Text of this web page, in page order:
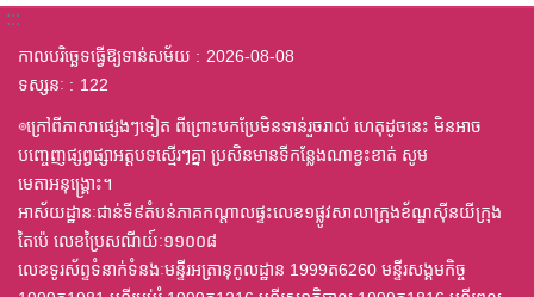
:::
កាលបរិច្ឆេទធ្វើឱ្យទាន់សម័យ
2026-08-08
ទស្សនៈ
122
◎ក្រៅពីភាសាផ្សេងៗទៀត ពីព្រោះបកប្រែមិនទាន់រួចរាល់ ហេតុដូចនេះ មិនអាច
បញ្ចេញផ្សព្វផ្សាអត្តបទស្មើរៗគ្នា ប្រសិនមានទីកន្លែងណាខ្វះខាត់ សូម
មេតាអនុង្គ្រោះ។
អាស័យដ្ឋានៈជាន់ទី៩តំបន់ភាគកណ្តាលផ្ទះលេខ១ផ្លូវសាលាក្រុងខ័ណ្ឌស៊ីនយីក្រុង
តៃប៉េ លេខប្រៃសណីយ៍ៈ១១០០៨
លេខទូរស័ព្ទទំនាក់ទំនងៈមន្ទីរអត្រានុកូលដ្ឋាន 1999ត6260 មន្ទីរសង្គមកិច្ច